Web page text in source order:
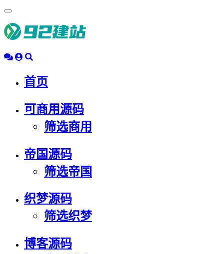
动
导
首页
可商用源码
筛选商用
帝国源码
筛选帝国
织梦源码
筛选织梦
博客源码